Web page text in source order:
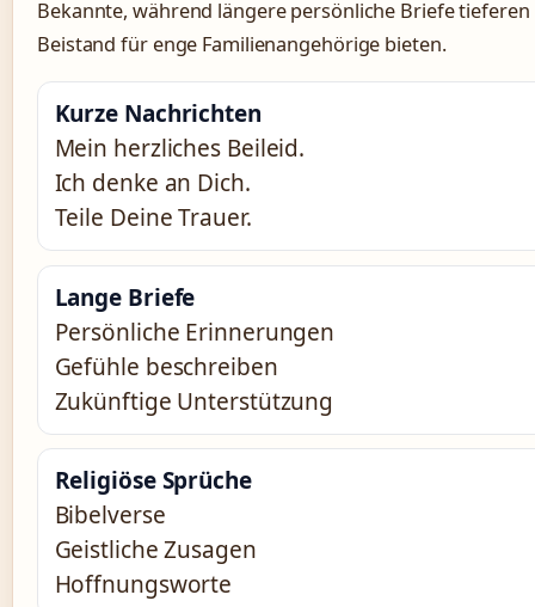
Bekannte, während längere persönliche Briefe tieferen
Beistand für enge Familienangehörige bieten.
Kurze Nachrichten
Mein herzliches Beileid.
Ich denke an Dich.
Teile Deine Trauer.
Lange Briefe
Persönliche Erinnerungen
Gefühle beschreiben
Zukünftige Unterstützung
Religiöse Sprüche
Bibelverse
Geistliche Zusagen
Hoffnungsworte